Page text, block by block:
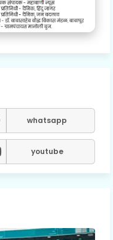
whatsapp
youtube